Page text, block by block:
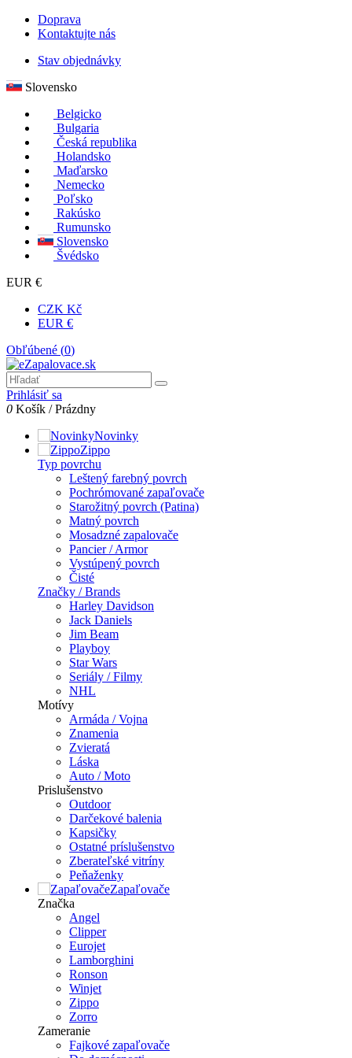
Doprava
Kontaktujte nás
Stav objednávky
Slovensko
Belgicko
Bulgaria
Česká republika
Holandsko
Maďarsko
Nemecko
Poľsko
Rakúsko
Rumunsko
Slovensko
Švédsko
EUR €
CZK Kč
EUR €
Obľúbené (0)
Prihlásiť sa
0 Košík /Prázdny
Novinky
Zippo
Typ povrchu
Leštený farebný povrch
Pochrómované zapaľovače
Starožitný povrch (Patina)
Matný povrch
Mosadzné zapalovače
Pancier / Armor
Vystúpený povrch
Čisté
Značky / Brands
Harley Davidson
Jack Daniels
Jim Beam
Playboy
Star Wars
Seriály / Filmy
NHL
Motívy
Armáda / Vojna
Znamenia
Zvieratá
Láska
Auto / Moto
Prislušenstvo
Outdoor
Darčekové balenia
Kapsičky
Ostatné príslušenstvo
Zberateľské vitríny
Peňaženky
Zapaľovače
Značka
Angel
Clipper
Eurojet
Lamborghini
Ronson
Winjet
Zippo
Zorro
Zameranie
Fajkové zapaľovače